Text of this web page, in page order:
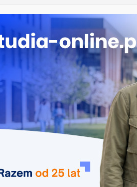
Dodatkowa rekrutacja na studia na UJD
Długosza w Częstochowie
Biotechnologia – Uniwersytet
Zarządzanie w turystyce w Katowicach
Turystyka – Uniwersytet Wrocławski
KIERUNKI RODZAJE STUDIÓW